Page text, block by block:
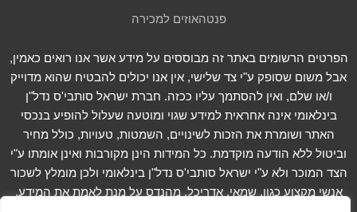
פנטהאוזים למכירה
הפרטים הרשומים באתר זה מבוססים על מידע אשר אנו רואים כאמין,
אבל משום שסופק ע"י צד שלישי, אין אנו יכולים להבטיח שהוא מדוייק
ו/או שלם, ואין להסתמך עליו ככזה. חברת ישראל סותבי'ס נדל"ן
בינלאומי אינה אחראית למידע שגוי ומוטעה שעלול להופיע בנכסי
האתר ושומרת את הזכות לשינויים, השמטות, טעויות, כולל מחיר
וביטול ללא הודעה מוקדמת. כל המידות הינן מקורבות ואינן אומתו ע"י
הצד המוכר ולא ע"י ישראל סותבי'ס נדל"ן בינלאומי ולכן מומלץ לשכור
אנשי מקצוע כגון, שמאי, אדריכל, מהנדס על מנת לאמת את המידע.